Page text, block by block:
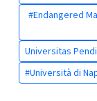
#Endangered
Universitas
#Università di